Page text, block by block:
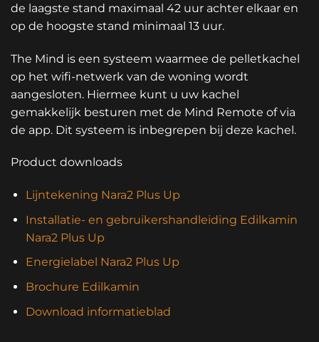
de laagste stand maximaal 42 uur achter elkaar en
op de hoogste stand minimaal 13 uur.
The Mind is een systeem waarmee de pelletkachel
op het wifi-netwerk van de woning wordt
aangesloten. Hiermee kunt u uw kachel
gemakkelijk besturen met de Mind Remote of via
de app. Dit systeem is inbegrepen bij deze kachel.
Product downloads
Lijntekening Nara2 Plus Up
Installatie- en gebruikershandleiding Edilkamin
Nara2 Plus Up
Energielabel Nara2 Plus Up
Brochure Edilkamin
Download informatieblad